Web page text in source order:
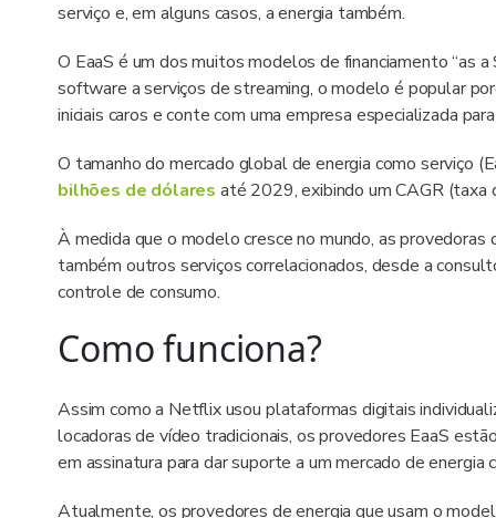
serviço e, em alguns casos, a energia também.
O EaaS é um dos muitos modelos de financiamento “as
software a serviços de streaming, o modelo é popular
iniciais caros e conte com uma empresa especializada
O tamanho do mercado global de energia como serviço
bilhões de dólares até 2029, exibindo um CAGR
À medida que o modelo cresce no mundo, as
também outros serviços correlacionados, desde a
controle de consumo.
Como funciona?
Assim como a Netflix usou plataformas digitais
locadoras de vídeo tradicionais, os provedores EaaS
em assinatura para dar suporte a um mercado de energia
Atualmente, os provedores de energia que usam o